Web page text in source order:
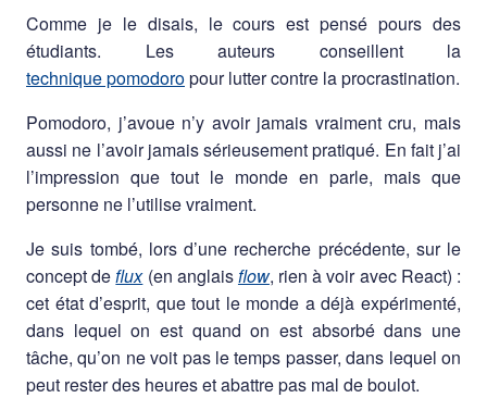
Comme je le disais, le cours est pensé pours des
étudiants. Les auteurs conseillent la
technique pomodoropour lutter contre la procrastination.
Pomodoro, j’avoue n’y avoir jamais vraiment cru, mais
aussi ne l’avoir jamais sérieusement pratiqué. En fait j’ai
l’impression que tout le monde en parle, mais que
personne ne l’utilise vraiment.
Je suis tombé, lors d’une recherche précédente, sur le
concept deflux(en anglaisflow, rien à voir avec React) :
cet état d’esprit, que tout le monde a déjà expérimenté,
dans lequel on est quand on est absorbé dans une
tâche, qu’on ne voit pas le temps passer, dans lequel on
peut rester des heures et abattre pas mal de boulot.